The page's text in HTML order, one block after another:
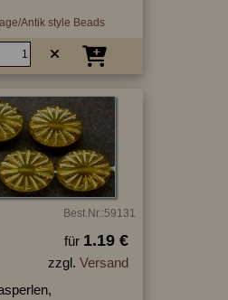
Antik style Beads
Best.Nr.:59131
für 1.19 €
zzgl. Versand